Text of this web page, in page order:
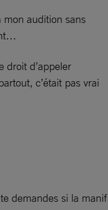
mon audition sans
droit d’appeler
c’était pas vrai
demandes si la manif